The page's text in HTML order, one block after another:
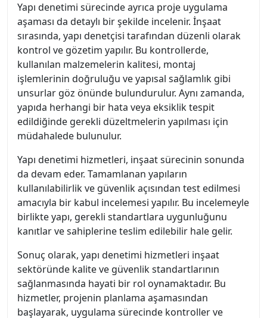
Yapı denetimi sürecinde ayrıca proje uygulama
aşaması da detaylı bir şekilde incelenir. İnşaat
sırasında, yapı denetçisi tarafından düzenli olarak
kontrol ve gözetim yapılır. Bu kontrollerde,
kullanılan malzemelerin kalitesi, montaj
işlemlerinin doğruluğu ve yapısal sağlamlık gibi
unsurlar göz önünde bulundurulur. Aynı zamanda,
yapıda herhangi bir hata veya eksiklik tespit
edildiğinde gerekli düzeltmelerin yapılması için
müdahalede bulunulur.
Yapı denetimi hizmetleri, inşaat sürecinin sonunda
da devam eder. Tamamlanan yapıların
kullanılabilirlik ve güvenlik açısından test edilmesi
amacıyla bir kabul incelemesi yapılır. Bu incelemeyle
birlikte yapı, gerekli standartlara uygunluğunu
kanıtlar ve sahiplerine teslim edilebilir hale gelir.
Sonuç olarak, yapı denetimi hizmetleri inşaat
sektöründe kalite ve güvenlik standartlarının
sağlanmasında hayati bir rol oynamaktadır. Bu
hizmetler, projenin planlama aşamasından
başlayarak, uygulama sürecinde kontroller ve